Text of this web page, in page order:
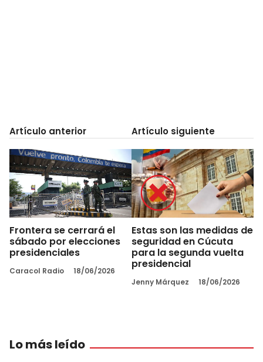
Artículo anterior
Frontera se cerrará el
sábado por elecciones
presidenciales
Caracol Radio 18/06/2026
Artículo siguiente
Estas son las medidas de
seguridad en Cúcuta
para la segunda vuelta
presidencial
Jenny Márquez 18/06/2026
Lo más leído